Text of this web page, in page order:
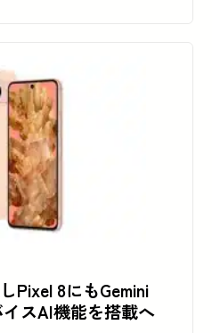
Pixel 8にもGemini
スAI機能を搭載へ